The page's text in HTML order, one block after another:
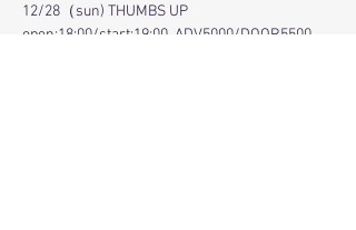
12/28（sun) THUMBS UP
open:18:00/start:19:00  ADV5000/DOOR5500